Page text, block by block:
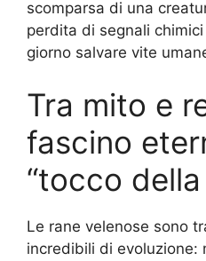
scomparsa di una
perdita di segnali
giorno salvare vite
Tra mito e
fascino
“tocco
Le rane velenose sono
incredibili di evoluzione: